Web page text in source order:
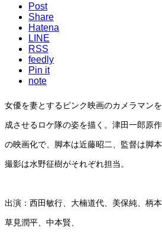
Post
Share
Hatena
LINE
RSS
feedly
Pin it
note
女優を妻とするピンク映画のカメラマン
成させるロケ隊の姿を描く。津田一郎原
の映画化で、脚本は近藤昭二、監督は脚
撮影は水野征樹がそれぞれ担当。
出演：西田敏行、大楠道代、美保純、柄
草見潤平、中本賢、